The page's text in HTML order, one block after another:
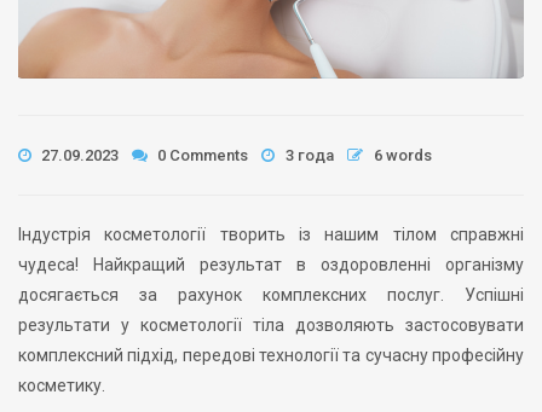
27.09.2023 0 Comments 3 года 6 words
Індустрія косметології творить із нашим тілом справжні
чудеса! Найкращий результат в оздоровленні організму
досягається за рахунок комплексних послуг. Успішні
результати у косметології тіла дозволяють застосовувати
комплексний підхід, передові технології та сучасну професійну
косметику.